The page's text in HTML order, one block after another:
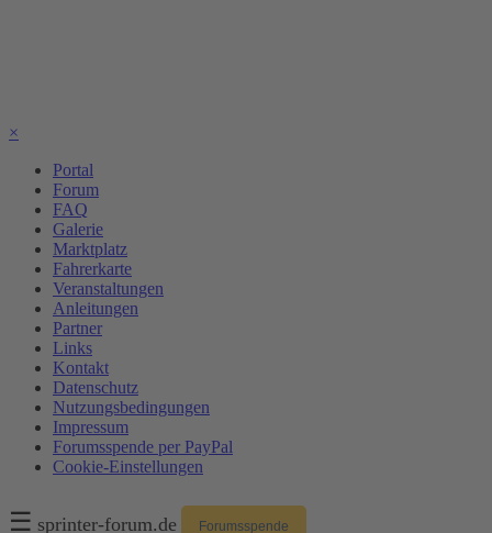
×
Portal
Forum
FAQ
Galerie
Marktplatz
Fahrerkarte
Veranstaltungen
Anleitungen
Partner
Links
Kontakt
Datenschutz
Nutzungsbedingungen
Impressum
Forumsspende per PayPal
Cookie-Einstellungen
☰ sprinter-forum.de Forumsspende